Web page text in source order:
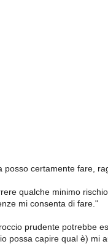
certamente fare,
qualche minimo
mi consenta di fare."
prudente potrebbe
possa capire qual è) mi